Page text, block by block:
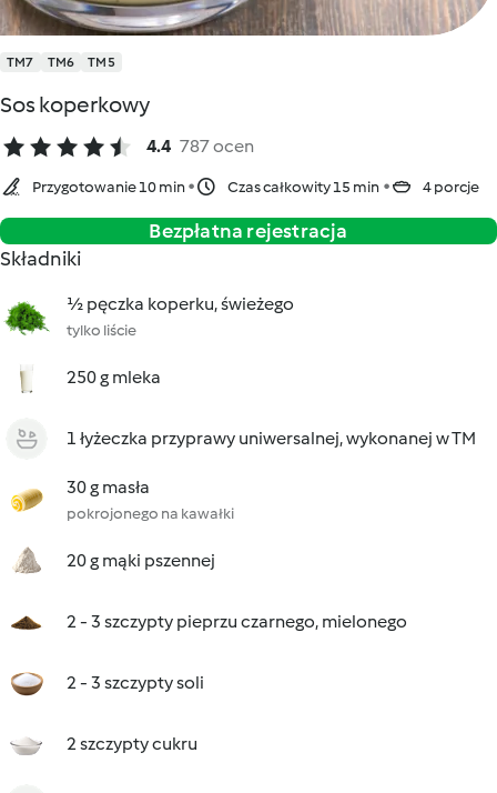
TM7 TM6 TM5
Sos koperkowy
4.4 787 ocen
Przygotowanie 10 min Czas całkowity 15 min 4 porcje
Bezpłatna rejestracja
Składniki
½ pęczka koperku, świeżego
tylko liście
250 g mleka
1 łyżeczka przyprawy uniwersalnej, wykonanej w TM
30 g masła
pokrojonego na kawałki
20 g mąki pszennej
2 - 3 szczypty pieprzu czarnego, mielonego
2 - 3 szczypty soli
2 szczypty cukru